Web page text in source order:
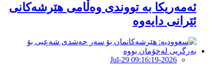
ئەمەریکا بە تووندی وەڵامی هێرشەکانی
ئێرانی دایەوە
2026-Jul-29 09:16:19